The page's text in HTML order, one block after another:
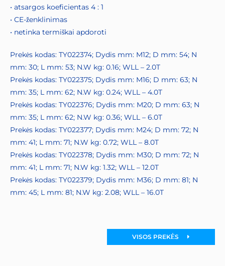
• atsargos koeficientas 4 : 1
• CE-ženklinimas
• netinka termiškai apdoroti
Prekės kodas: TY022374; Dydis mm: M12; D mm: 54; N
mm: 30; L mm: 53; N.W kg: 0.16; WLL – 2.0T
Prekės kodas: TY022375; Dydis mm: M16; D mm: 63; N
mm: 35; L mm: 62; N.W kg: 0.24; WLL – 4.0T
Prekės kodas: TY022376; Dydis mm: M20; D mm: 63; N
mm: 35; L mm: 62; N.W kg: 0.36; WLL – 6.0T
Prekės kodas: TY022377; Dydis mm: M24; D mm: 72; N
mm: 41; L mm: 71; N.W kg: 0.72; WLL – 8.0T
Prekės kodas: TY022378; Dydis mm: M30; D mm: 72; N
mm: 41; L mm: 71; N.W kg: 1.32; WLL – 12.0T
Prekės kodas: TY022379; Dydis mm: M36; D mm: 81; N
mm: 45; L mm: 81; N.W kg: 2.08; WLL – 16.0T
VISOS PREKĖS